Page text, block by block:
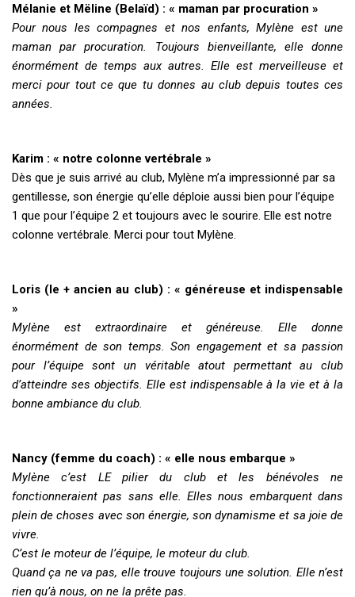
Mélanie et Mëline (Belaïd) : « maman par procuration »
Pour nous les compagnes et nos enfants, Mylène est une
maman par procuration. Toujours bienveillante, elle donne
énormément de temps aux autres. Elle est merveilleuse et
merci pour tout ce que tu donnes au club depuis toutes ces
années.
Karim : « notre colonne vertébrale »
Dès que je suis arrivé au club, Mylène m’a impressionné par sa
gentillesse, son énergie qu’elle déploie aussi bien pour l’équipe
1 que pour l’équipe 2 et toujours avec le sourire. Elle est notre
colonne vertébrale. Merci pour tout Mylène.
Loris (le + ancien au club) : « généreuse et indispensable
»
Mylène est extraordinaire et généreuse. Elle donne
énormément de son temps. Son engagement et sa passion
pour l’équipe sont un véritable atout permettant au club
d’atteindre ses objectifs. Elle est indispensable à la vie et à la
bonne ambiance du club.
Nancy (femme du coach) : « elle nous embarque »
Mylène c’est LE pilier du club et les bénévoles ne
fonctionneraient pas sans elle. Elles nous embarquent dans
plein de choses avec son énergie, son dynamisme et sa joie de
vivre.
C’est le moteur de l’équipe, le moteur du club.
Quand ça ne va pas, elle trouve toujours une solution. Elle n’est
rien qu’à nous, on ne la prête pas.